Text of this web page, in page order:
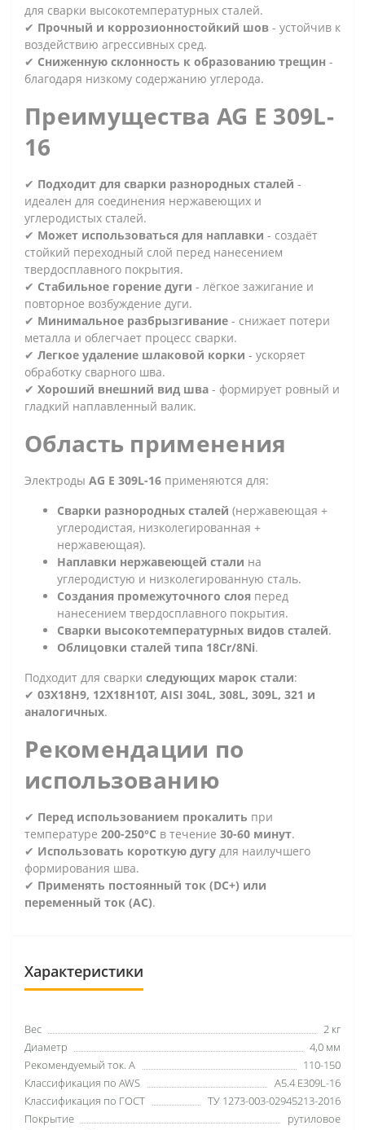
для сварки высокотемпературных сталей.
✔ Прочный и коррозионностойкий шов - устойчив к
воздействию агрессивных сред.
✔ Сниженную склонность к образованию трещин -
благодаря низкому содержанию углерода.
Преимущества AG E 309L-
16
✔ Подходит для сварки разнородных сталей -
идеален для соединения нержавеющих и
углеродистых сталей.
✔ Может использоваться для наплавки - создаёт
стойкий переходный слой перед нанесением
твердосплавного покрытия.
✔ Стабильное горение дуги - лёгкое зажигание и
повторное возбуждение дуги.
✔ Минимальное разбрызгивание - снижает потери
металла и облегчает процесс сварки.
✔ Легкое удаление шлаковой корки - ускоряет
обработку сварного шва.
✔ Хороший внешний вид шва - формирует ровный и
гладкий наплавленный валик.
Область применения
Электроды AG E 309L-16 применяются для:
Сварки разнородных сталей (нержавеющая +
углеродистая, низколегированная +
нержавеющая).
Наплавки нержавеющей стали на
углеродистую и низколегированную сталь.
Создания промежуточного слоя перед
нанесением твердосплавного покрытия.
Сварки высокотемпературных видов сталей.
Облицовки сталей типа 18Cr/8Ni.
Подходит для сварки следующих марок стали:
✔ 03Х18H9, 12Х18Н10Т, AISI 304L, 308L, 309L, 321 и
аналогичных.
Рекомендации по
использованию
✔ Перед использованием прокалить при
температуре 200-250°C в течение 30-60 минут.
✔ Использовать короткую дугу для наилучшего
формирования шва.
✔ Применять постоянный ток (DC+) или
переменный ток (AC).
Характеристики
Вес
2 кг
Диаметр
4,0 мм
Рекомендуемый ток. А
110-150
Классификация по AWS
A5.4 E309L-16
Классификация по ГОСТ
ТУ 1273-003-02945213-2016
Покрытие
рутиловое